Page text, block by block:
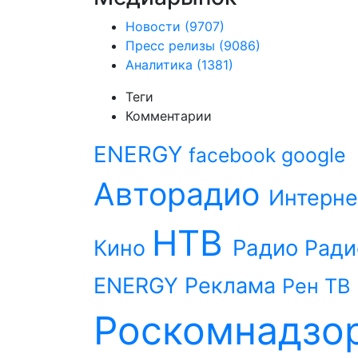
Новости (9707)
Пресс релизы (9086)
Аналитика (1381)
Теги
Комментарии
ENERGY facebook google
Авторадио
Кино НТВ Радио
ENERGY Реклама Рен ТВ